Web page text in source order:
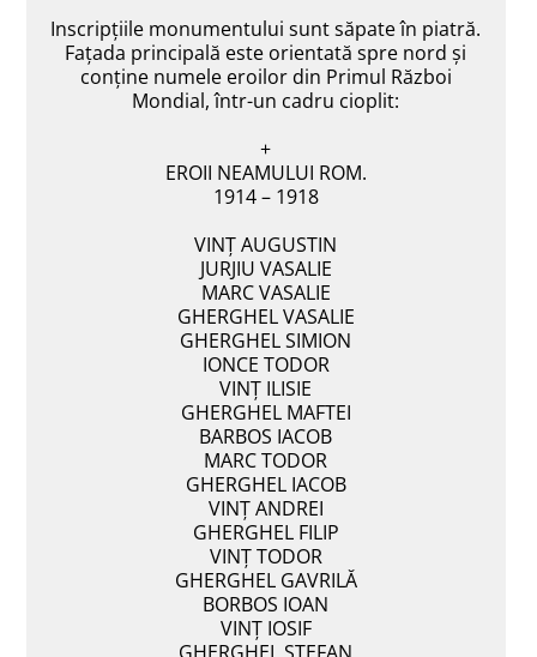
Inscripţiile monumentului sunt săpate în piatră.
Faţada principală este orientată spre nord şi
conţine numele eroilor din Primul Război
Mondial, într-un cadru cioplit:
+
EROII NEAMULUI ROM.
1914 – 1918
VINŢ AUGUSTIN
JURJIU VASALIE
MARC VASALIE
GHERGHEL VASALIE
GHERGHEL SIMION
IONCE TODOR
VINŢ ILISIE
GHERGHEL MAFTEI
BARBOS IACOB
MARC TODOR
GHERGHEL IACOB
VINŢ ANDREI
GHERGHEL FILIP
VINŢ TODOR
GHERGHEL GAVRILĂ
BORBOS IOAN
VINŢ IOSIF
GHERGHEL STEFAN